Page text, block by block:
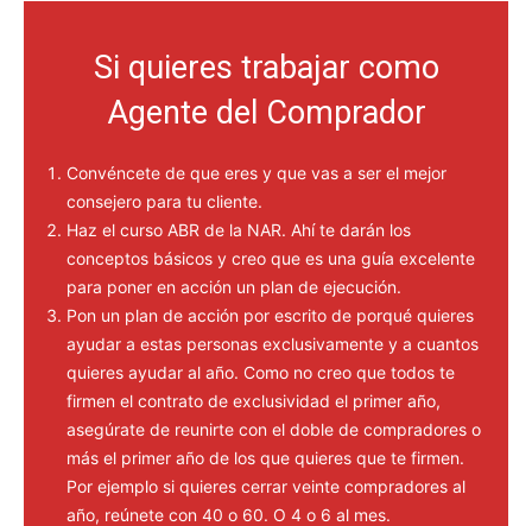
Si quieres trabajar como
Agente del Comprador
Convéncete de que eres y que vas a ser el mejor
consejero para tu cliente.
Haz el curso ABR de la NAR. Ahí te darán los
conceptos básicos y creo que es una guía excelente
para poner en acción un plan de ejecución.
Pon un plan de acción por escrito de porqué quieres
ayudar a estas personas exclusivamente y a cuantos
quieres ayudar al año. Como no creo que todos te
firmen el contrato de exclusividad el primer año,
asegúrate de reunirte con el doble de compradores o
más el primer año de los que quieres que te firmen.
Por ejemplo si quieres cerrar veinte compradores al
año, reúnete con 40 o 60. O 4 o 6 al mes.